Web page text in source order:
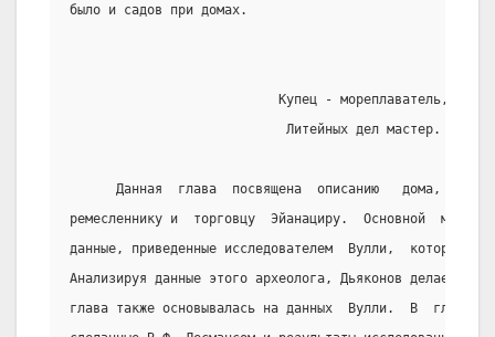
было и садов при домах.
                           Купец - мореплаватель,
                            Литейных дел мастер.
Данная  глава  посвящена  описанию   дома,
ремесленнику и  торговцу  Эйанациру.  Основной
данные, приведенные исследователем  Вулли,  который
Анализируя данные этого археолога, Дьяконов делает
глава также основывалась на данных  Вулли.  В  главе